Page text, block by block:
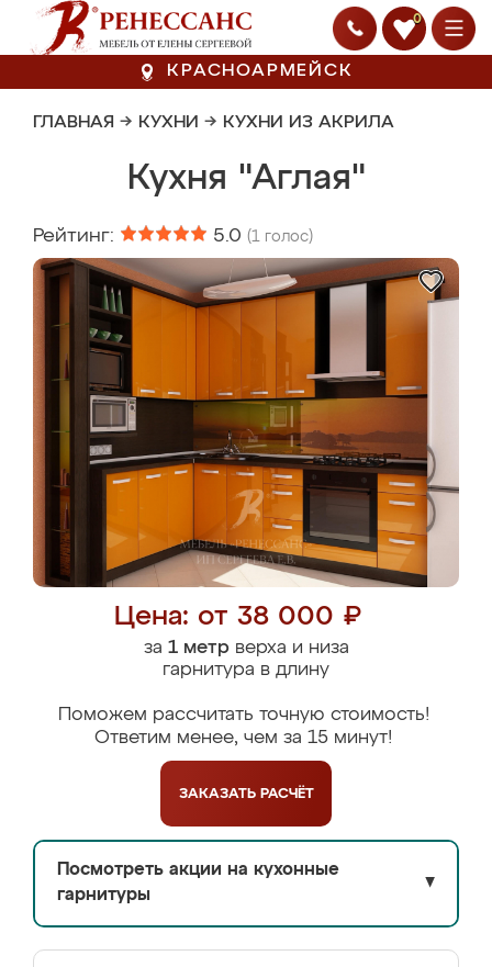
0
КРАСНОАРМЕЙСК
ГЛАВНАЯ → КУХНИ → КУХНИ ИЗ АКРИЛА
Кухня "Аглая"
Рейтинг: 5.0 (1 голос)
Цена: от 38 000 ₽
за 1 метрверха и низа
гарнитура в длину
Поможем рассчитать точную стоимость!
Ответим менее, чем за 15 минут!
ЗАКАЗАТЬ РАСЧЁТ
Посмотреть акции на кухонные
гарнитуры
▼